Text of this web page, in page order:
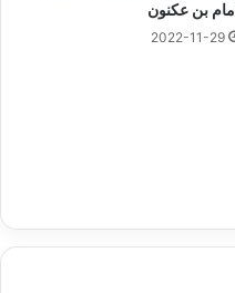
أمام بن عكنون
2022-11-29